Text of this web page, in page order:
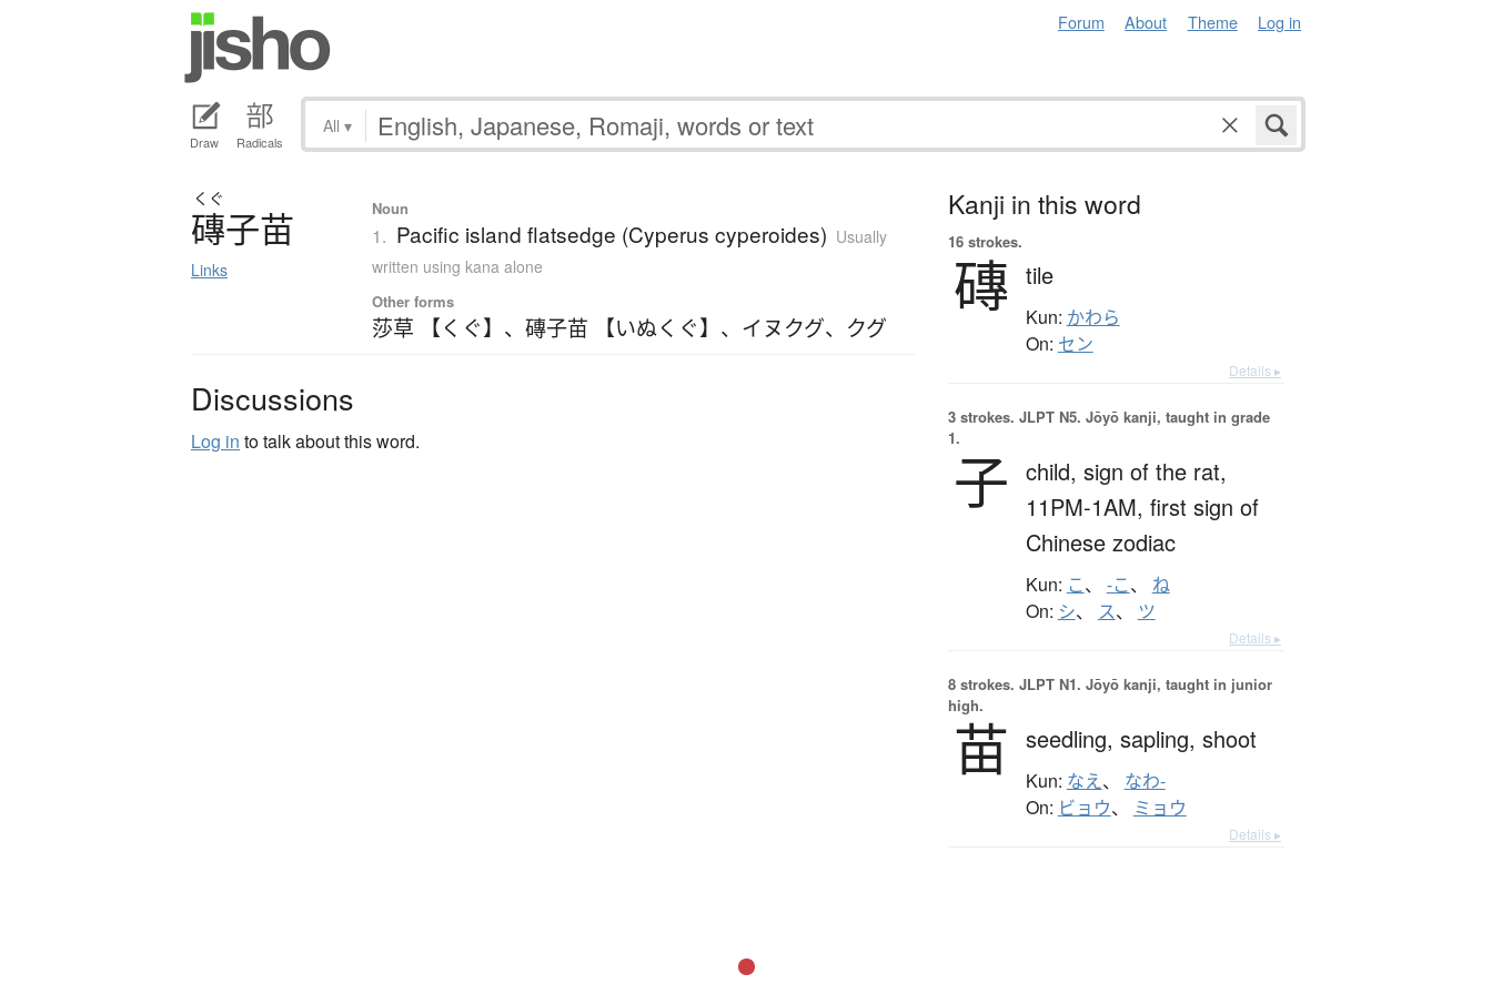
Forum About Theme Log in
Draw Radicals
All ▾
くぐ
磚子苗
Links
Noun
1. Pacific island flatsedge (Cyperus cyperoides) Usually
written using kana alone
Other forms
莎草 【くぐ】 、 磚子苗 【いぬくぐ】 、 イヌクグ、 クグ
Discussions
Log in to talk about this word.
Kanji in this word
16 strokes.
磚 tile
Kun: かわら
On: セン
Details ▸
3 strokes. JLPT N5. Jōyō kanji, taught in grade
1.
子 child, sign of the rat,
11PM-1AM, first sign of
Chinese zodiac
Kun: こ、 -こ、 ね
On: シ、 ス、 ツ
Details ▸
8 strokes. JLPT N1. Jōyō kanji, taught in junior
high.
苗 seedling, sapling, shoot
Kun: なえ、 なわ-
On: ビョウ、 ミョウ
Details ▸